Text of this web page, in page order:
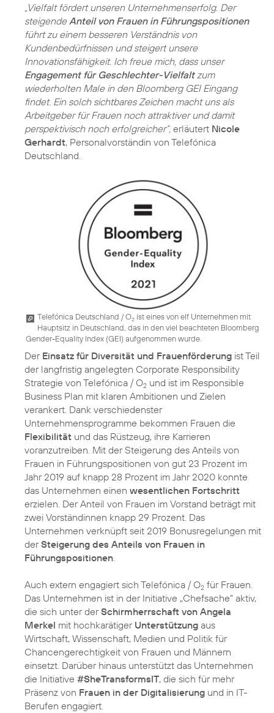
„Vielfalt fördert unseren Unternehmenserfolg. Der
steigendeAnteil von Frauen in Führungspositionen
führt zu einem besseren Verständnis von
Kundenbedürfnissen und steigert unsere
Innovationsfähigkeit. Ich freue mich, dass unser
Engagement für Geschlechter-Vielfaltzum
wiederholten Male in den Bloomberg GEI Eingang
findet. Ein solch sichtbares Zeichen macht uns als
Arbeitgeber für Frauen noch attraktiver und damit
perspektivisch noch erfolgreicher“, erläutert Nicole
Gerhardt, Personalvorständin von Telefónica
Deutschland.
Telefónica Deutschland / O2 ist eines von elf Unternehmen mit
Hauptsitz in Deutschland, das in den viel beachteten Bloomberg
Gender-Equality Index (GEI) aufgenommen wurde.
Der Einsatz für Diversität und Frauenförderung ist Teil
der langfristig angelegten Corporate Responsibility
Strategie von Telefónica / O2 und ist im Responsible
Business Plan mit klaren Ambitionen und Zielen
verankert. Dank verschiedenster
Unternehmensprogramme bekommen Frauen die
Flexibilität und das Rüstzeug, ihre Karrieren
voranzutreiben. Mit der Steigerung des Anteils von
Frauen in Führungspositionen von gut 23 Prozent im
Jahr 2019 auf knapp 28 Prozent im Jahr 2020 konnte
das Unternehmen einen wesentlichen Fortschritt
erzielen. Der Anteil von Frauen im Vorstand beträgt mit
zwei Vorständinnen knapp 29 Prozent. Das
Unternehmen verknüpft seit 2019 Bonusregelungen mit
derSteigerung des Anteils von Frauen in
Führungspositionen.
Auch extern engagiert sich Telefónica / O2 für Frauen.
Das Unternehmen ist in der Initiative „Chefsache“ aktiv,
die sich unter derSchirmherrschaft von Angela
Merkel mit hochkarätiger Unterstützung aus
Wirtschaft, Wissenschaft, Medien und Politik für
Chancengerechtigkeit von Frauen und Männern
einsetzt. Darüber hinaus unterstützt das Unternehmen
die Initiative #SheTransformsIT, die sich für mehr
Präsenz von Frauen in der Digitalisierung und in IT-
Berufen engagiert.